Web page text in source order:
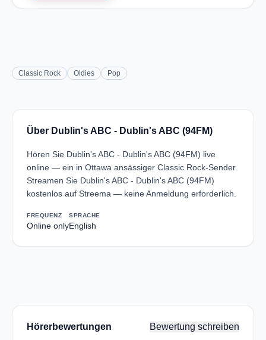
Classic Rock Oldies Pop
Über Dublin's ABC - Dublin's ABC (94FM)
Hören Sie Dublin's ABC - Dublin's ABC (94FM) live
online — ein in Ottawa ansässiger Classic Rock-Sender.
Streamen Sie Dublin's ABC - Dublin's ABC (94FM)
kostenlos auf Streema — keine Anmeldung erforderlich.
FREQUENZ
Online only
SPRACHE
English
Hörerbewertungen Bewertung schreiben